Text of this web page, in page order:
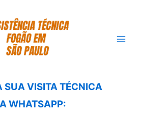
SUA VISITA TÉCNICA
WHATSAPP: